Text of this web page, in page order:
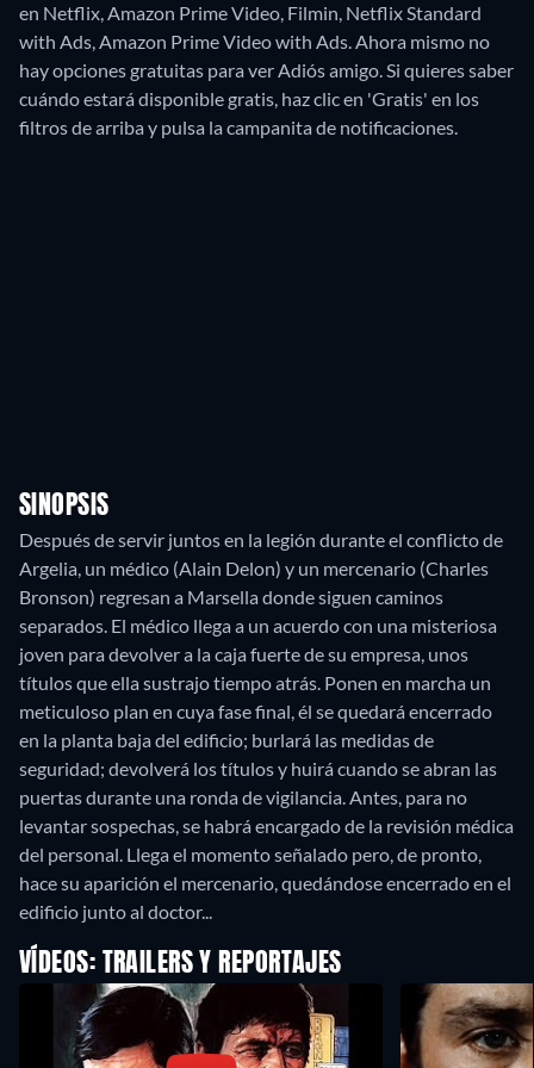
en Netflix, Amazon Prime Video, Filmin, Netflix Standard
with Ads, Amazon Prime Video with Ads.Ahora mismo no
hay opciones gratuitas para ver Adiós amigo. Si quieres saber
cuándo estará disponible gratis, haz clic en 'Gratis' en los
filtros de arriba y pulsa la campanita de notificaciones.
SINOPSIS
Después de servir juntos en la legión durante el conflicto de
Argelia, un médico (Alain Delon) y un mercenario (Charles
Bronson) regresan a Marsella donde siguen caminos
separados. El médico llega a un acuerdo con una misteriosa
joven para devolver a la caja fuerte de su empresa, unos
títulos que ella sustrajo tiempo atrás. Ponen en marcha un
meticuloso plan en cuya fase final, él se quedará encerrado
en la planta baja del edificio; burlará las medidas de
seguridad; devolverá los títulos y huirá cuando se abran las
puertas durante una ronda de vigilancia. Antes, para no
levantar sospechas, se habrá encargado de la revisión médica
del personal. Llega el momento señalado pero, de pronto,
hace su aparición el mercenario, quedándose encerrado en el
edificio junto al doctor...
VÍDEOS: TRAILERS Y REPORTAJES